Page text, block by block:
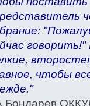
чтобы